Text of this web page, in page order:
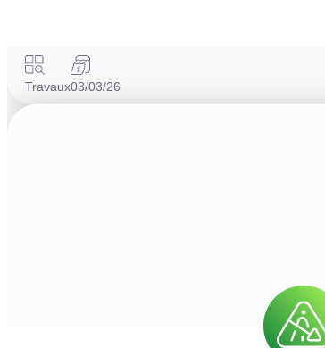
Travaux03/03/26